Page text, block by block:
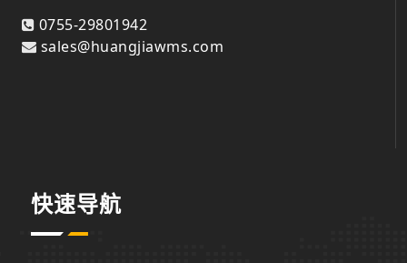
0755-29801942
sales@huangjiawms.com
快速导航